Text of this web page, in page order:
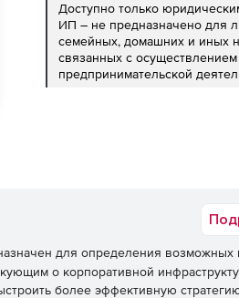
Доступно только
ИП – не предназначено для
семейных, домашних и иных
связанных с осуществлением
предпринимательской
для определения возможных
о корпоративной
более эффективную